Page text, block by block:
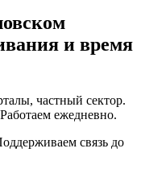
и время
частный сектор.
ежедневно.
связь до